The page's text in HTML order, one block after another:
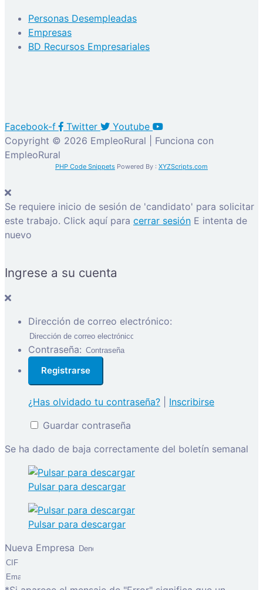
Personas Desempleadas
Empresas
BD Recursos Empresariales
Facebook-f Twitter
Youtube
Copyright © 2026 EmpleoRural | Funciona con
EmpleoRural
PHP Code Snippets Powered By : XYZScripts.com
Se requiere inicio de sesión de 'candidato' para solicitar
este trabajo. Click aquí para cerrar sesión E intenta de
nuevo
Ingrese a su cuenta
Dirección de correo electrónico:
Contraseña:
¿Has olvidado tu contraseña?
Inscribirse
Guardar contraseña
Se ha dado de baja correctamente del boletín semanal
Pulsar para descargar
Pulsar para descargar
Nueva Empresa